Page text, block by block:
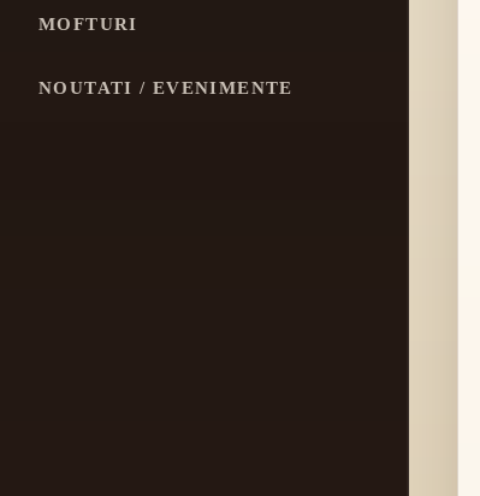
MOFTURI
NOUTATI / EVENIMENTE